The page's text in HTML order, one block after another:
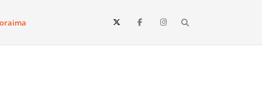
e todo o estado de Roraima. Fique sempre informado